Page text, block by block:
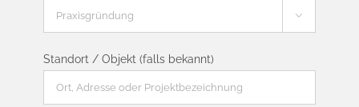

Standort / Objekt (falls bekannt)